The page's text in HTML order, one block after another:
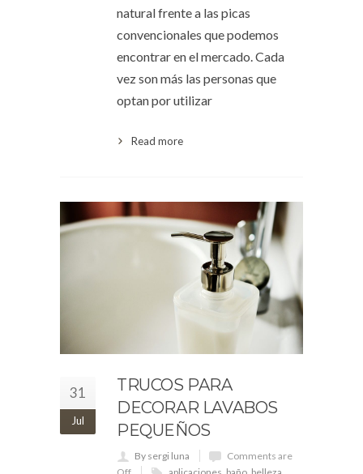
natural frente a las picas
convencionales que podemos
encontrar en el mercado. Cada
vez son más las personas que
optan por utilizar
Read more
31
Jul
TRUCOS PARA
DECORAR LAVABOS
PEQUEÑOS
By sergi luna
Comments are